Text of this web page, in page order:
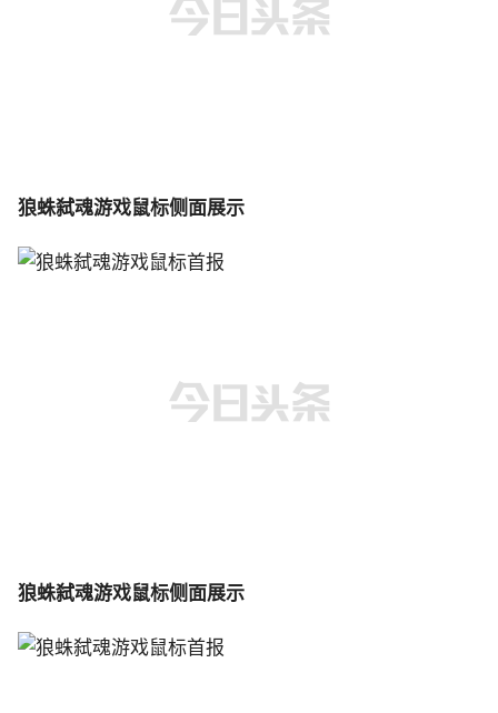
狼蛛弑魂游戏鼠标侧面展示
狼蛛弑魂游戏鼠标侧面展示